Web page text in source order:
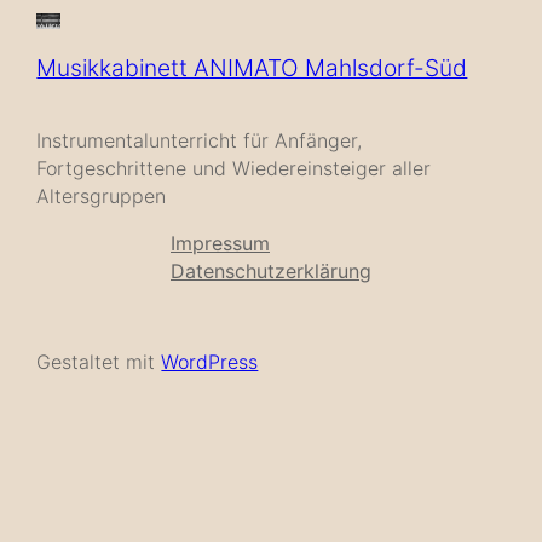
Musikkabinett ANIMATO Mahlsdorf-Süd
Instrumentalunterricht für Anfänger,
Fortgeschrittene und Wiedereinsteiger aller
Altersgruppen
Impressum
Datenschutzerklärung
Gestaltet mitWordPress